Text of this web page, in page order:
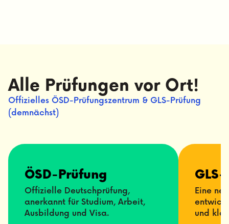
Alle Prüfungen vor Ort!
Offizielles ÖSD-Prüfungszentrum & GLS-Prüfung
(demnächst)
ÖSD-Prüfung
Offizielle Deutschprüfung,
anerkannt für Studium, Arbeit,
Ausbildung und Visa.
Eine
und